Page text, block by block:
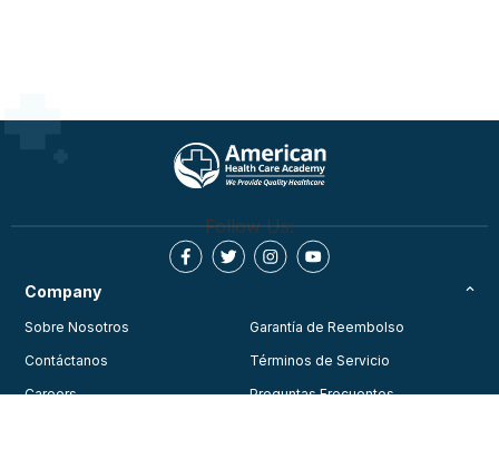
Follow Us:
Company
Sobre Nosotros
Contáctanos
Careers
Garantía de Reembolso
Términos de Servicio
Preguntas Frecuentes